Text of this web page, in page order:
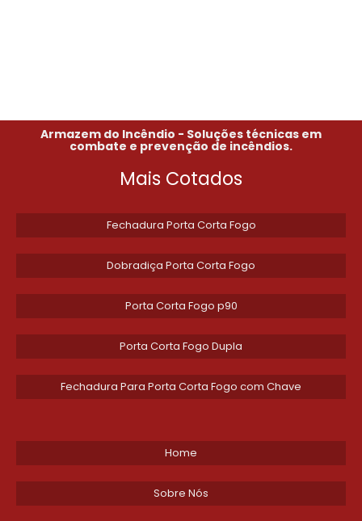
Armazem do Incêndio - Soluções técnicas em
combate e prevenção de incêndios.
Mais Cotados
Fechadura Porta Corta Fogo
Dobradiça Porta Corta Fogo
Porta Corta Fogo p90
Porta Corta Fogo Dupla
Fechadura Para Porta Corta Fogo com Chave
Home
Sobre Nós